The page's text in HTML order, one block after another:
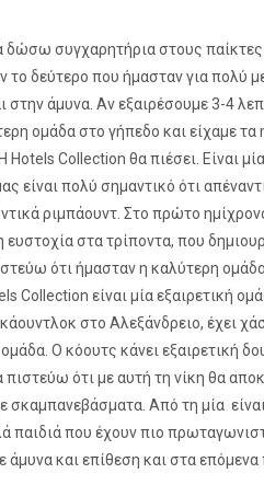
δώσω συγχαρητήρια στους παίκτες
το δεύτερο που ήμασταν για πολύ
στην άμυνα. Αν εξαιρέσουμε 3-4
ομάδα στο γήπεδο και είχαμε τα
Hotels Collection θα πιέσει. Είναι
είναι πολύ σημαντικό ότι
ριμπάουντ. Στο πρώτο
ευστοχία στα τρίποντα, που
ότι ήμασταν η καλύτερη
Collection είναι μία εξαιρετική
στο Αλεξάνδρειο, έχει
Ο κόουτς κάνει εξαιρετική
ότι με αυτή τη νίκη θα
σκαμπανεβάσματα. Από τη μία
παιδιά που έχουν πιο
και επίθεση και στα επόμενα